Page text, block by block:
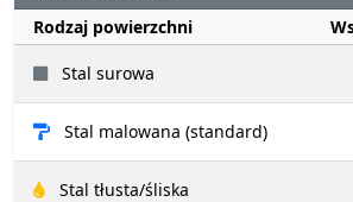
Rodzaj powierzchni
Stal surowa
Stal malowana (standard)
Stal tłusta/śliska